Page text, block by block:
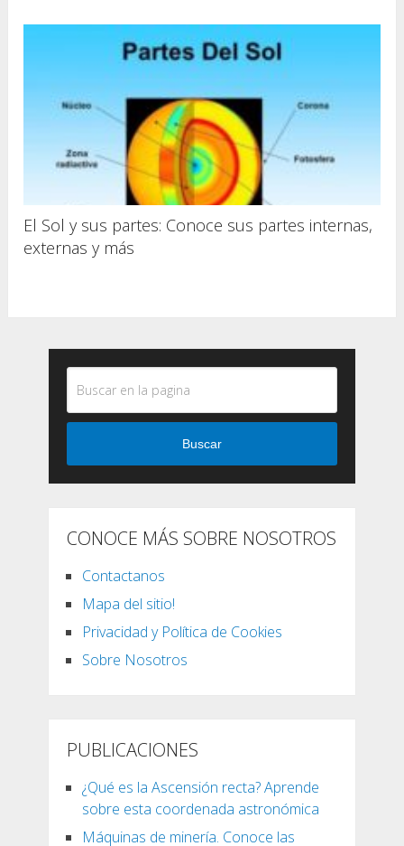
El Sol y sus partes: Conoce sus partes internas,
externas y más
Buscar
CONOCE MÁS SOBRE NOSOTROS
Contactanos
Mapa del sitio!
Privacidad y Política de Cookies
Sobre Nosotros
PUBLICACIONES
¿Qué es la Ascensión recta? Aprende
sobre esta coordenada astronómica
Máquinas de minería. Conoce las